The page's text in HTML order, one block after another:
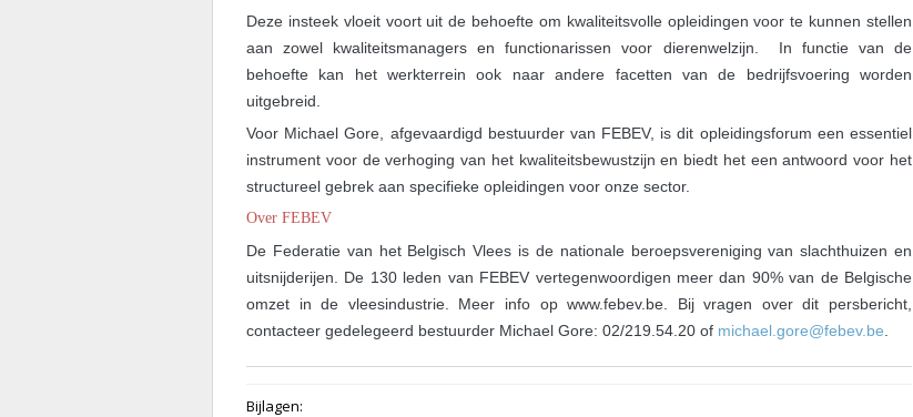
Deze insteek vloeit voort uit de behoefte om kwaliteitsvolle opleidingen voor te kunnen stellen
aan zowel kwaliteitsmanagers en functionarissen voor dierenwelzijn. In functie van de
behoefte kan het werkterrein ook naar andere facetten van de bedrijfsvoering worden
uitgebreid.
Voor Michael Gore, afgevaardigd bestuurder van FEBEV, is dit opleidingsforum een essentiel
instrument voor de verhoging van het kwaliteitsbewustzijn en biedt het een antwoord voor het
structureel gebrek aan specifieke opleidingen voor onze sector.
Over FEBEV
De Federatie van het Belgisch Vlees is de nationale beroepsvereniging van slachthuizen en
uitsnijderijen. De 130 leden van FEBEV vertegenwoordigen meer dan 90% van de Belgische
omzet in de vleesindustrie. Meer info op www.febev.be. Bij vragen over dit persbericht,
contacteer gedelegeerd bestuurder Michael Gore: 02/219.54.20 of michael.gore@febev.be
Bijlagen: